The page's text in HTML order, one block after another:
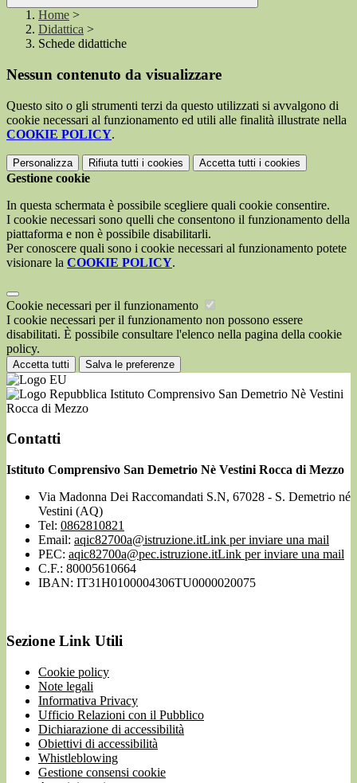
Home >
Didattica >
Schede didattiche
Nessun contenuto da visualizzare
Questo sito o gli strumenti terzi da questo utilizzati si avvalgono di
cookie necessari al funzionamento ed utili alle finalità illustrate nella
COOKIE POLICY.
Personalizza Rifiuta tutti i cookies Accetta tutti i cookies
Gestione cookie
In questa schermata è possibile scegliere quali cookie consentire.
I cookie necessari sono quelli che consentono il funzionamento della
piattaforma e non è possibile disabilitarli.
Per conoscere quali sono i cookie necessari al funzionamento potete
visionare la COOKIE POLICY.
Cookie necessari per il funzionamento
I cookie necessari per il funzionamento non possono essere
disabilitati. È possibile consultare l'elenco nella pagina della cookie
policy.
Accetta tutti Salva le preferenze
Istituto Comprensivo San Demetrio Nè Vestini
Rocca di Mezzo
Contatti
Istituto Comprensivo San Demetrio Nè Vestini Rocca di Mezzo
Via Madonna Dei Raccomandati S.N, 67028 - S. Demetrio né
Vestini (AQ)
Tel: 0862810821
Email: aqic82700a@istruzione.itLink per inviare una mail
PEC: aqic82700a@pec.istruzione.itLink per inviare una mail
C.F.: 80005610664
IBAN: IT31H0100004306TU0000020075
Sezione Link Utili
Cookie policy
Note legali
Informativa Privacy
Ufficio Relazioni con il Pubblico
Dichiarazione di accessibilità
Obiettivi di accessibilità
Whistleblowing
Gestione consensi cookie